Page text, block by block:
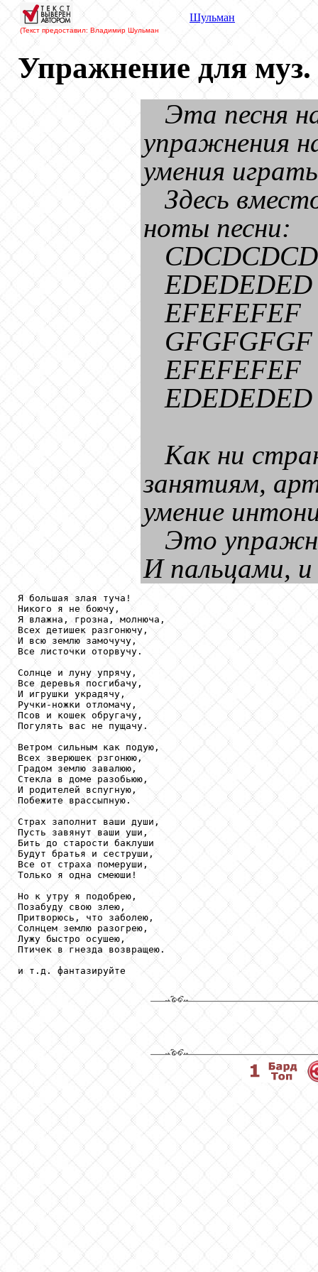
(Текст предоставил: Владимир Шульман
Шульман
Упражнение для муз.
Эта песня
упражнения
умения
Здесь
ноты песни:
CDСDCDCD
EDEDEDED
EFEFEFEF
GFGFGFGF
EFEFEFEF
EDEDEDED
Как ни
занятиям,
умение
Это
И пальцами,
Я большая злая туча!
Никого я не боючу,
Я влажна, грозна, молнюча,
Всех детишек разгонючу,
И всю землю замочучу,
Все листочки оторвучу.
Солнце и луну упрячу,
Все деревья посгибачу,
И игрушки украдячу,
Ручки-ножки отломачу,
Псов и кошек обругачу,
Погулять вас не пущачу.
Ветром сильным как подую,
Всех зверюшек рзгонюю,
Градом землю завалюю,
Стекла в доме разобьюю,
И родителей вспугную,
Побежите врассыпную.
Страх заполнит ваши души,
Пусть завянут ваши уши,
Бить до старости баклуши
Будут братья и сеструши,
Все от страха померуши,
Только я одна смеюши!
Но к утру я подобрею,
Позабуду свою злею,
Притворюсь, что заболею,
Солнцем землю разогрею,
Лужу быстро осушею,
Птичек в гнезда возвращею.
и т.д. фантазируйте